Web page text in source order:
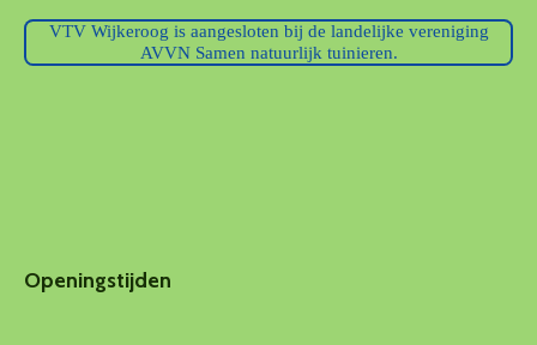
VTV Wijkeroog is aangesloten bij de landelijke vereniging
AVVN Samen natuurlijk tuinieren.
Openingstijden